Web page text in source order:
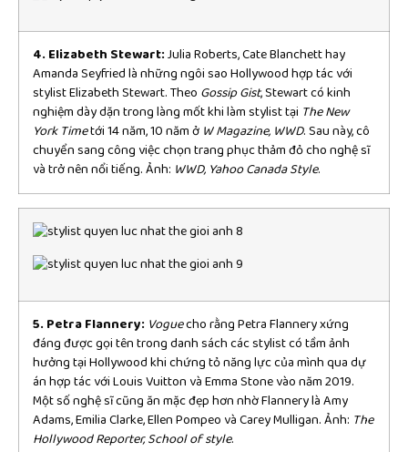
4. Elizabeth Stewart:Julia Roberts, Cate Blanchett hay
Amanda Seyfried là những ngôi sao Hollywood hợp tác với
stylist Elizabeth Stewart. Theo Gossip Gist, Stewart có kinh
nghiệm dày dặn trong làng mốt khi làm stylist tại The New
York Timetới 14 năm, 10 năm ở W Magazine, WWD. Sau này, cô
chuyển sang công việc chọn trang phục thảm đỏ cho nghệ sĩ
và trở nên nổi tiếng. Ảnh: WWD, Yahoo Canada Style.
5. Petra Flannery: Voguecho rằng Petra Flannery xứng
đáng được gọi tên trong danh sách các stylist có tầm ảnh
hưởng tại Hollywood khi chứng tỏ năng lực của mình qua dự
án hợp tác với Louis Vuitton và Emma Stone vào năm 2019.
Một số nghệ sĩ cũng ăn mặc đẹp hơn nhờ Flannery là Amy
Adams, Emilia Clarke, Ellen Pompeo và Carey Mulligan. Ảnh: The
Hollywood Reporter, School of style.